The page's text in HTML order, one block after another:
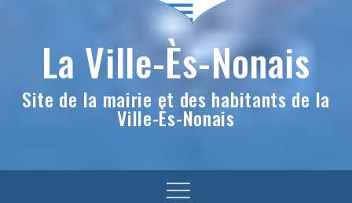
La Ville-Ès-Nonais
Site de la mairie et des habitants de la
Ville-Ès-Nonais
Menu